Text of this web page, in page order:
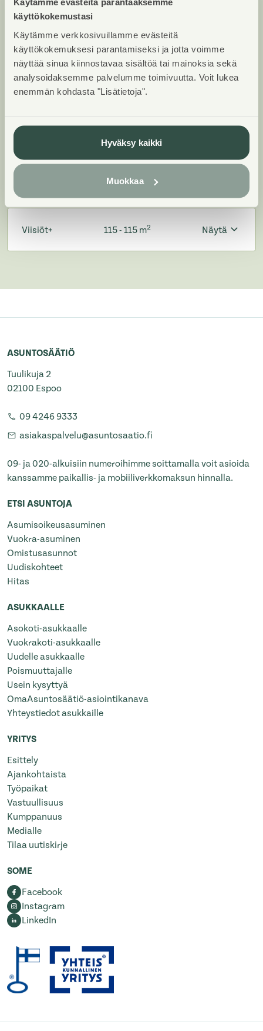
käyttökokemustasi
Käytämme verkkosivuillamme evästeitä
käyttökokemuksesi parantamiseksi ja jotta voimme
näyttää sinua kiinnostavaa sisältöä tai mainoksia sekä
analysoidaksemme palvelumme toimivuutta. Voit lukea
enemmän kohdasta "Lisätietoja".
Hyväksy kaikki
Muokkaa
Piharakennus, Paritalo
Lisää hakemukselle kaikki haluamasi asuntotyypit.
Mahdollisuutesi asunnon saamiseksi paranevat, kun
voimme tarjota sinulle kaikkia valitsemasi
asuntotyypin asuntoja, jotka mahdollisesti
hakuprosessissa.
99.5 - 99.5 m
Viisiöt+ 115 - 115 m2 Näytä
ASUNTOSÄÄTIÖ
Tuulikuja 2
02100 Espoo
09 4246 9333
asiakaspalvelu@asuntosaatio.fi
09- ja 020-alkuisiin numeroihimme soittamalla voit asioida
kanssamme paikallis- ja mobiiliverkkomaksun hinnalla.
ETSI ASUNTOJA
Asumisoikeusasuminen
Vuokra-asuminen
Omistusasunnot
Uudiskohteet
Hitas
ASUKKAALLE
Asokoti-asukkaalle
Vuokrakoti-asukkaalle
Uudelle asukkaalle
Poismuuttajalle
Usein kysyttyä
OmaAsuntosäätiö-asiointikanava
Yhteystiedot asukkaille
YRITYS
Esittely
Ajankohtaista
Työpaikat
Vastuullisuus
Kumppanuus
Medialle
Tilaa uutiskirje
SOME
Facebook
Instagram
LinkedIn